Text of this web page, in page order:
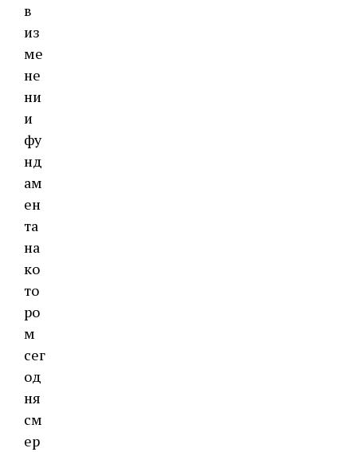
в
из
ме
не
ни
и
фу
нд
ам
ен
та
на
ко
то
ро
м
сег
од
ня
см
ер